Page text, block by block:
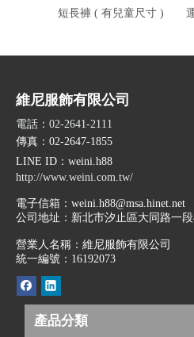
短長褲 ( 有兒童尺寸 )
維尼服飾有限公司
電話：02-2641-2111
傳真：02-2647-1855
LINE ID ：weini.h88
http://www.weini.com.tw/
電子信箱： weini.h88@msa.hinet.net
公司地址： 新北市汐止區大同路一
營業人名稱：維尼服飾有限公司
統一編號：16192073
產品分類